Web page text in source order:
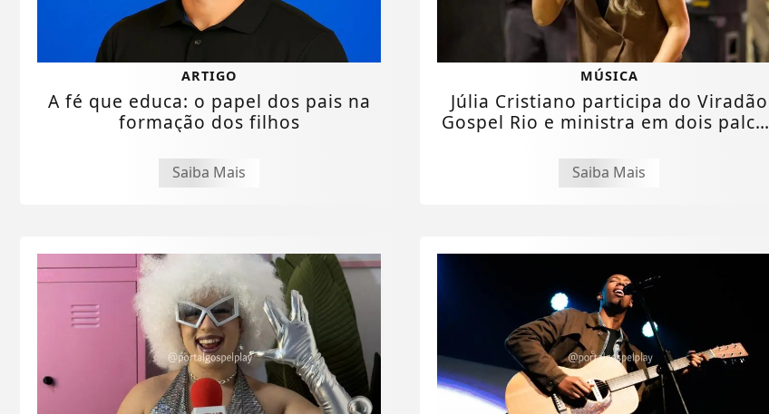
ARTIGO
A fé que educa: o papel dos pais na
formação dos filhos
Saiba Mais
MÚSICA
Júlia Cristiano participa do Viradão
Gospel Rio e ministra em dois palcos
Saiba Mais